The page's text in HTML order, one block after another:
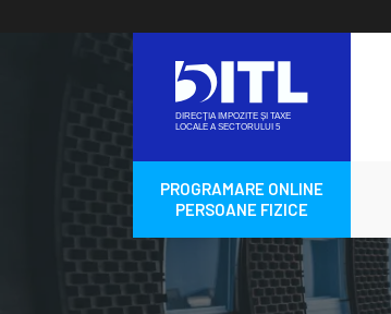
content
PROGRAMARE ONLINE
PERSOANE FIZICE